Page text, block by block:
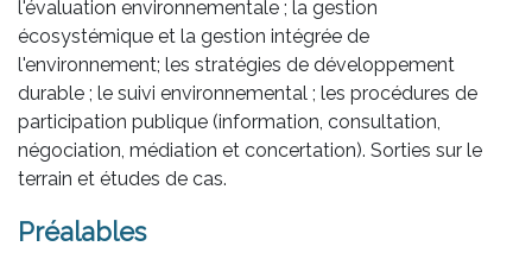
l'évaluation environnementale ; la gestion
écosystémique et la gestion intégrée de
l'environnement; les stratégies de développement
durable ; le suivi environnemental ; les procédures de
participation publique (information, consultation,
négociation, médiation et concertation). Sorties sur le
terrain et études de cas.
Préalables